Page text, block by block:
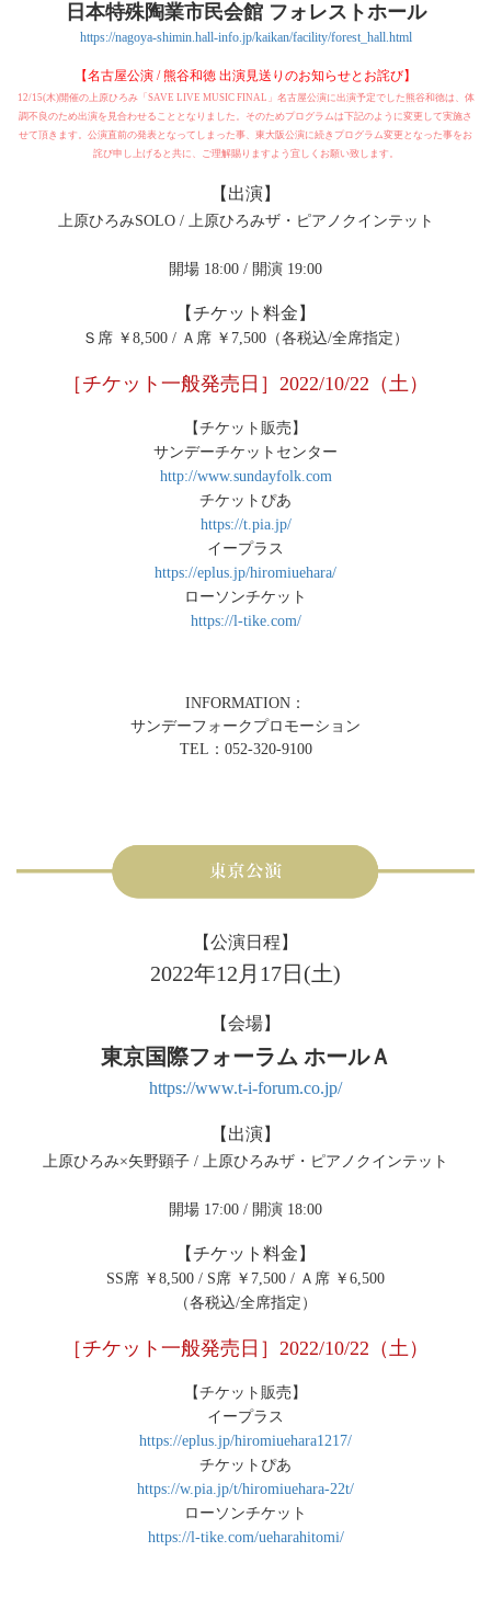
日本特殊陶業市民会館 フォレストホール
https://nagoya-shimin.hall-info.jp/kaikan/facility/forest_hall.html
【名古屋公演 / 熊谷和徳 出演見送りのお知らせとお詫び】
12/15(木)開催の上原ひろみ「SAVE LIVE MUSIC FINAL」名古屋公演に出演予定でした熊谷和徳は、体
調不良のため出演を見合わせることとなりました。そのためプログラムは下記のように変更して実施さ
せて頂きます。公演直前の発表となってしまった事、東大阪公演に続きプログラム変更となった事をお
詫び申し上げると共に、ご理解賜りますよう宜しくお願い致します。
【出演】
上原ひろみSOLO / 上原ひろみザ・ピアノクインテット
開場 18:00 / 開演 19:00
【チケット料金】
Ｓ席 ￥8,500 / Ａ席 ￥7,500（各税込/全席指定）
［チケット一般発売日］2022/10/22（土）
【チケット販売】
サンデーチケットセンター
http://www.sundayfolk.com
チケットぴあ
https://t.pia.jp/
イープラス
https://eplus.jp/hiromiuehara/
ローソンチケット
https://l-tike.com/
INFORMATION：
サンデーフォークプロモーション
TEL：052-320-9100
【公演日程】
2022年12月17日(土)
【会場】
東京国際フォーラム ホールＡ
https://www.t-i-forum.co.jp/
【出演】
上原ひろみ×矢野顕子 / 上原ひろみザ・ピアノクインテット
開場 17:00 / 開演 18:00
【チケット料金】
SS席 ￥8,500 / S席 ￥7,500 / Ａ席 ￥6,500
（各税込/全席指定）
［チケット一般発売日］2022/10/22（土）
【チケット販売】
イープラス
https://eplus.jp/hiromiuehara1217/
チケットぴあ
https://w.pia.jp/t/hiromiuehara-22t/
ローソンチケット
https://l-tike.com/ueharahitomi/